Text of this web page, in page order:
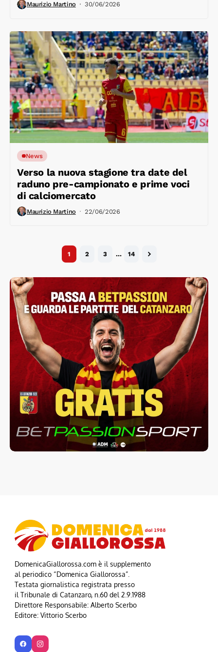
Maurizio Martino 30/06/2026
News
Verso la nuova stagione tra date del
raduno pre-campionato e prime voci
di calciomercato
Maurizio Martino 22/06/2026
1 2 3 … 14
DomenicaGiallorossa.com è il supplemento
al periodico “Domenica Giallorossa”.
Testata giornalistica registrata presso
il Tribunale di Catanzaro, n.60 del 2.9.1988
Direttore Responsabile: Alberto Scerbo
Editore: Vittorio Scerbo